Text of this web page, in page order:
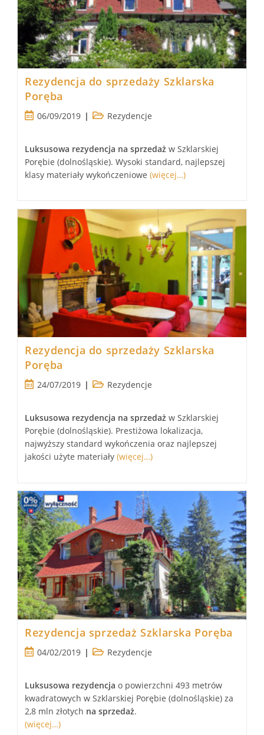
Rezydencja do sprzedaży Szklarska
Poręba
Post06/09/2019
PostRezydencje
Luksusowa rezydencja na sprzedaż w Szklarskiej
Porębie (dolnośląskie). Wysoki standard, najlepszej
klasy materiały wykończeniowe(więcej…)
Rezydencja do sprzedaży Szklarska
Poręba
Post24/07/2019
PostRezydencje
Luksusowa rezydencja na sprzedaż w Szklarskiej
Porębie (dolnośląskie). Prestiżowa lokalizacja,
najwyższy standard wykończenia oraz najlepszej
jakości użyte materiały(więcej…)
Rezydencja sprzedaż Szklarska Poręba
Post04/02/2019
PostRezydencje
Luksusowa rezydencja o powierzchni 493 metrów
kwadratowych w Szklarskiej Porębie (dolnośląskie) za
2,8 mln złotych na sprzedaż.
(więcej…)